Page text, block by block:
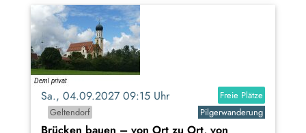
Sa., 04.09.2027 09:15 Uhr
Freie Plätze
Geltendorf
Pilgerwanderung